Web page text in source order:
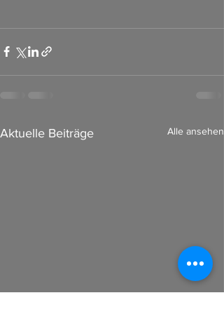
Aktuelle Beiträge Alle ansehen